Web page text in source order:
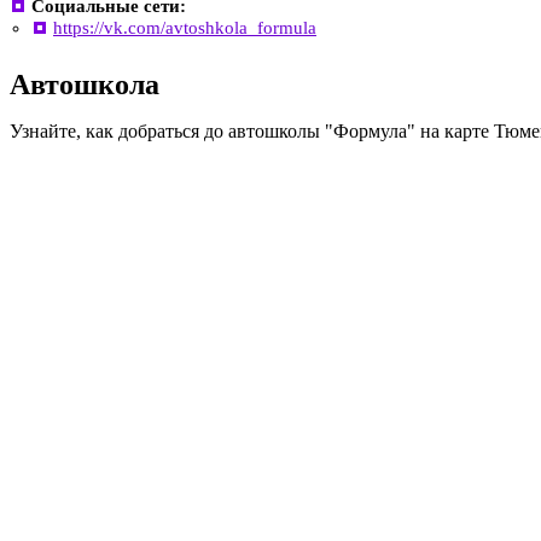
Социальные сети:
https://vk.com/avtoshkola_formula
Автошкола
Узнайте, как добраться до автошколы "Формула" на карте